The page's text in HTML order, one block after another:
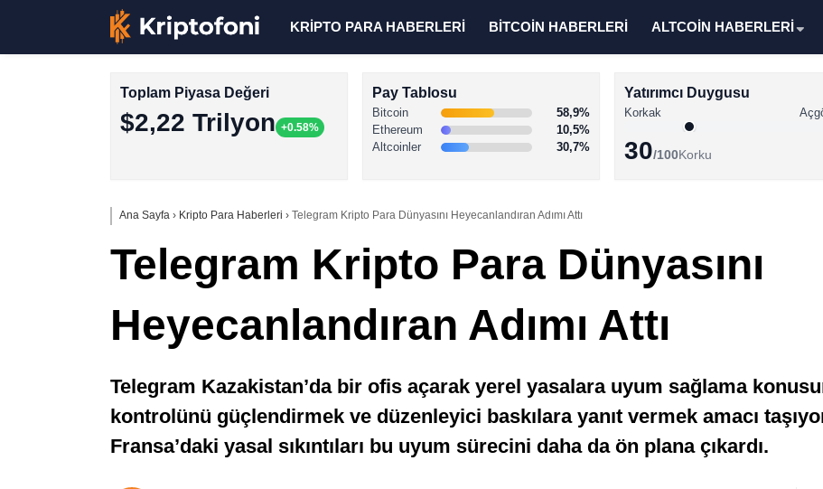
KRİPTO PARA HABERLERİ BİTCOİN HABERLERİ ALTCOİN HABERLERİ
Toplam Piyasa Değeri
$2,22 Trilyon +0.58%
Pay Tablosu
Bitcoin
58,9%
Ethereum
10,5%
Altcoinler
30,7%
Yatırımcı Duygusu
Korkak
30/100Korku
Ana Sayfa › Kripto Para Haberleri › Telegram Kripto Para Dünyasını Heyecanlandıran Adımı Attı
Telegram Kripto Para Dünyasını
Heyecanlandıran Adımı Attı
Telegram Kazakistan’da bir ofis açarak yerel yasalara uyum sağlama
kontrolünü güçlendirmek ve düzenleyici baskılara yanıt vermek amacı
Fransa’daki yasal sıkıntıları bu uyum sürecini daha da ön plana çıkardı.